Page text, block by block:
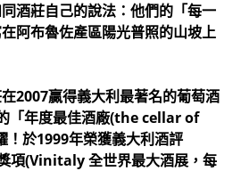
酒莊自己的說法：他們的「每一
阿布魯佐產區陽光普照的山坡上
2007贏得義大利最著名的葡萄酒
「年度最佳酒廠(the cellar of
於1999年榮獲義大利酒評
(Vinitaly 全世界最大酒展，每